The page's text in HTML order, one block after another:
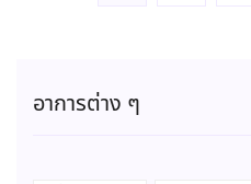
อาการต่าง ๆ